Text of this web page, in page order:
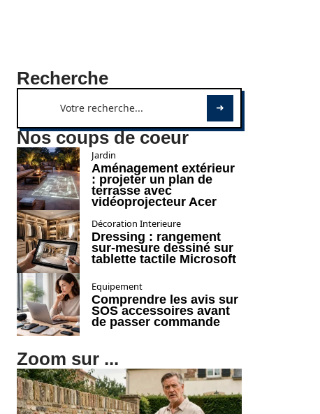
Recherche
Nos coups de coeur
Jardin
Aménagement extérieur
: projeter un plan de
terrasse avec
vidéoprojecteur Acer
Décoration Interieure
Dressing : rangement
sur-mesure dessiné sur
tablette tactile Microsoft
Equipement
Comprendre les avis sur
SOS accessoires avant
de passer commande
Zoom sur ...